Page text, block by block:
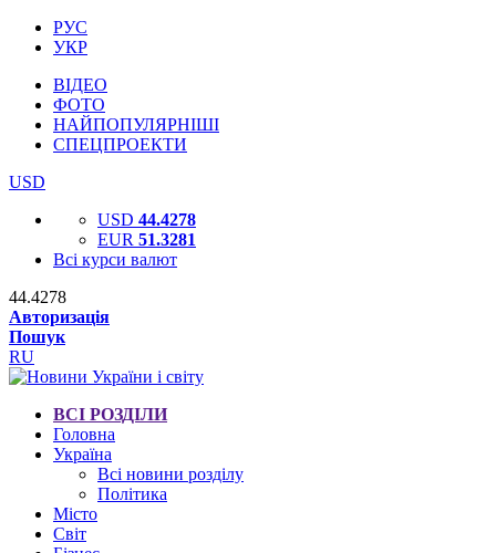
РУС
УКР
ВІДЕО
ФОТО
НАЙПОПУЛЯРНІШІ
СПЕЦПРОЕКТИ
USD
USD 44.4278
EUR 51.3281
Всі курси валют
44.4278
Авторизація
Пошук
RU
ВСІ РОЗДІЛИ
Головна
Україна
Всі новини розділу
Політика
Місто
Світ